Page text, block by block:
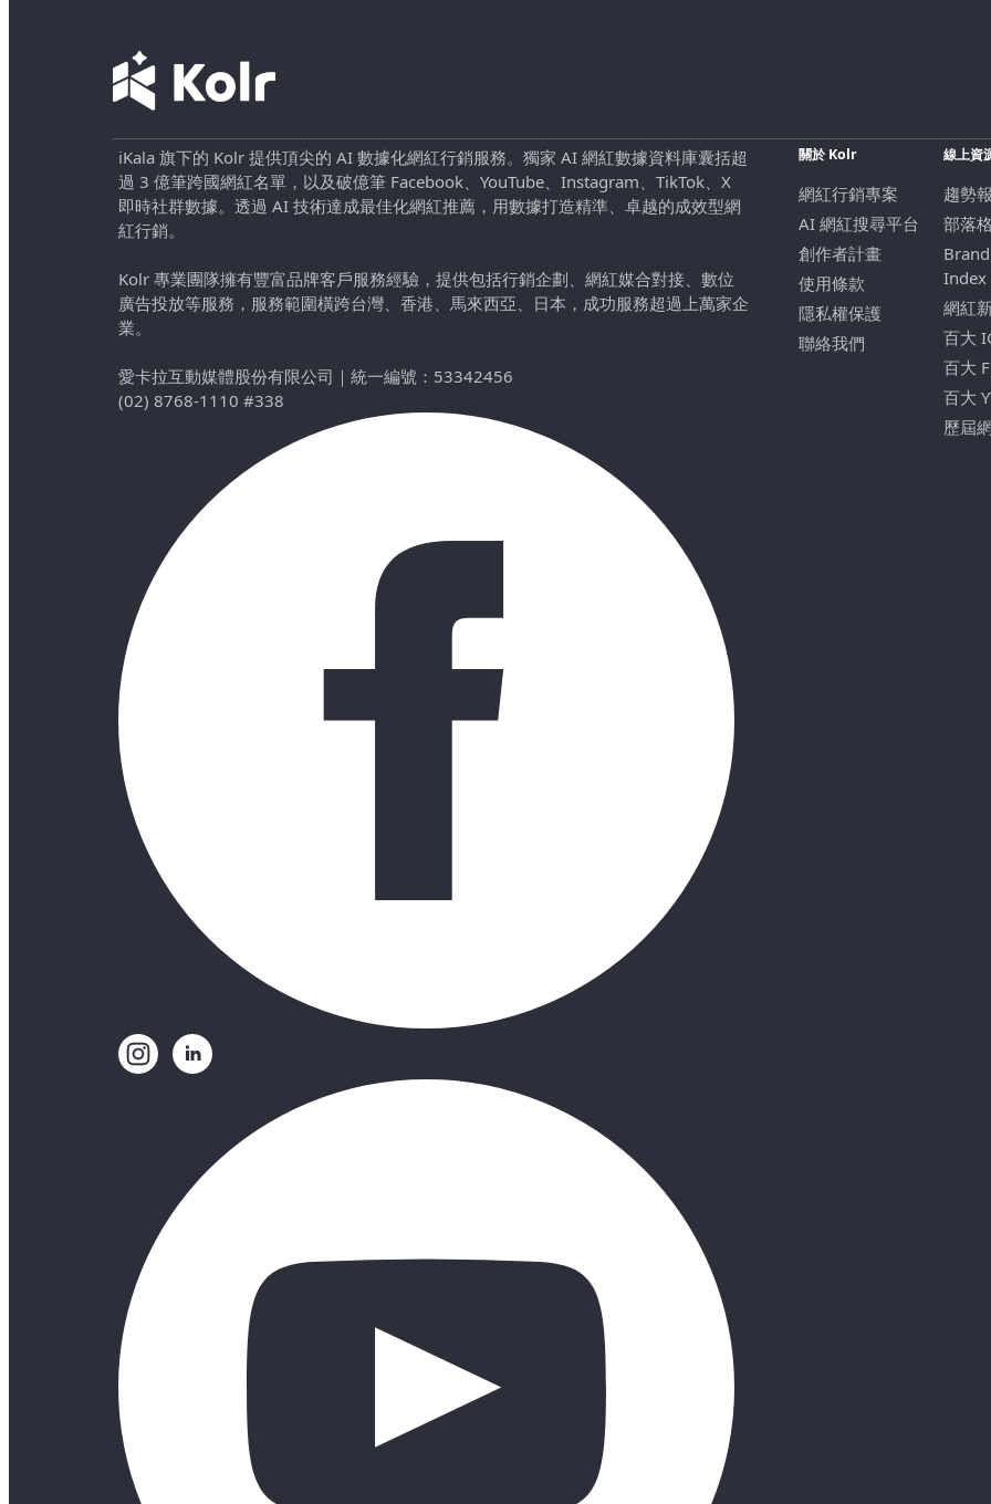
iKala 旗下的 Kolr 提供頂尖的 AI 數據化網紅行銷服務。獨家 AI 網紅數據資料庫囊括超
過 3 億筆跨國網紅名單，以及破億筆 Facebook、YouTube、Instagram、TikTok、X
即時社群數據。透過 AI 技術達成最佳化網紅推薦，用數據打造精準、卓越的成效型網
紅行銷。
Kolr 專業團隊擁有豐富品牌客戶服務經驗，提供包括行銷企劃、網紅媒合對接、數位
廣告投放等服務，服務範圍橫跨台灣、香港、馬來西亞、日本，成功服務超過上萬家企
業。
愛卡拉互動媒體股份有限公司 ｜ 統一編號：53342456
(02) 8768-1110 #338
關於 Kolr
網紅行銷專案
AI 網紅搜尋平台
創作者計畫
使用條款
隱私權保護
聯絡我們
線上資
趨勢
部落格
Index
網紅
百大
百大
百大
歷屆